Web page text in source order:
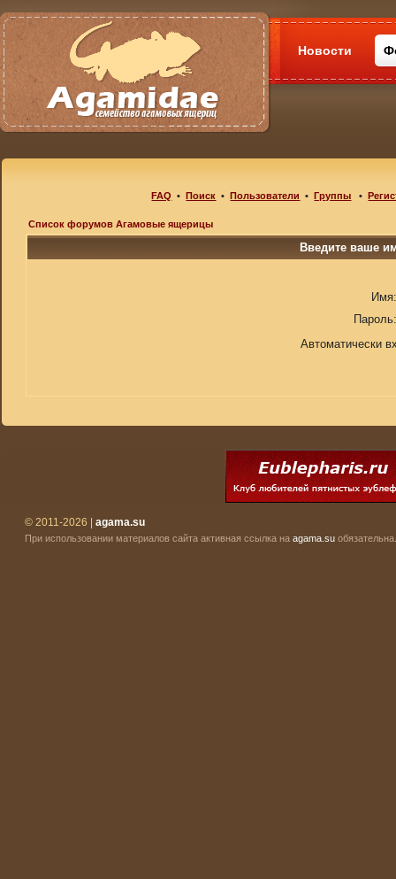
Новости
FAQ •Поиск •Пользователи •Группы •
Список форумов Агамовые ящерицы
Введите ваше
Имя:
Пароль:
Автоматически
© 2011-2026 | agama.su
При использовании материалов сайта активная ссылка на agama.su обязательна.